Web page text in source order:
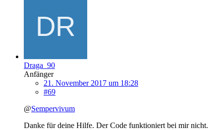
Draga_90
Anfänger
21. November 2017 um 18:28
#69
@Sempervivum
Danke für deine Hilfe. Der Code funktioniert bei mir nicht.